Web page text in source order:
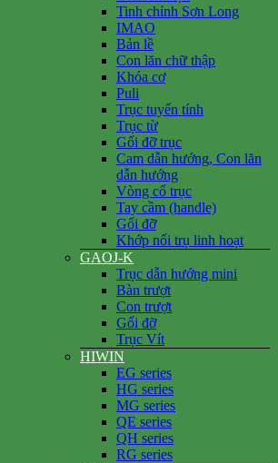
Tinh chỉnh Sơn Long
IMAO
Bản lề
Con lăn chữ thập
Khóa cơ
Puli
Trục tuyến tính
Trục từ
Gối đỡ trục
Cam dẫn hướng, Con lăn
dẫn hướng
Vòng cổ trục
Tay cầm (handle)
Gối đỡ
Khớp nối trụ linh hoạt
GAOJ-K
Trục dẫn hướng mini
Bàn trượt
Con trượt
Gối đỡ
Trục Vít
HIWIN
EG series
HG series
MG series
QE series
QH series
RG series